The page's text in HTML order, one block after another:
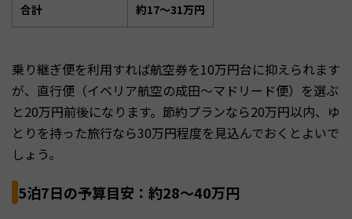
合計 約17〜31万円
乗り継ぎ便を利用すれば航空券を10万円台に抑えられます
が、直行便（イベリア航空の成田〜マドリード便）を選ぶ
と20万円前後になります。節約プランなら20万円以内、ゆ
とりを持った旅行なら30万円程度を見込んでおくとよいで
しょう。
5泊7日の予算目安：約28〜40万円